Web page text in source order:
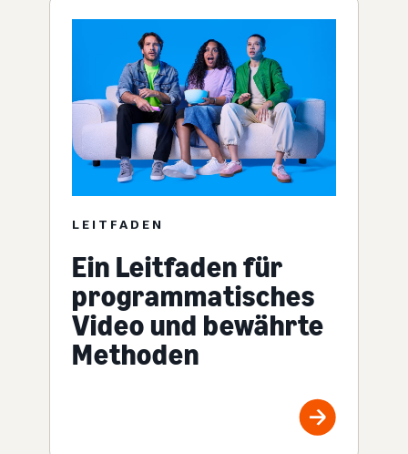
LEITFADEN
Ein Leitfaden für
programmatisches
Video und bewährte
Methoden